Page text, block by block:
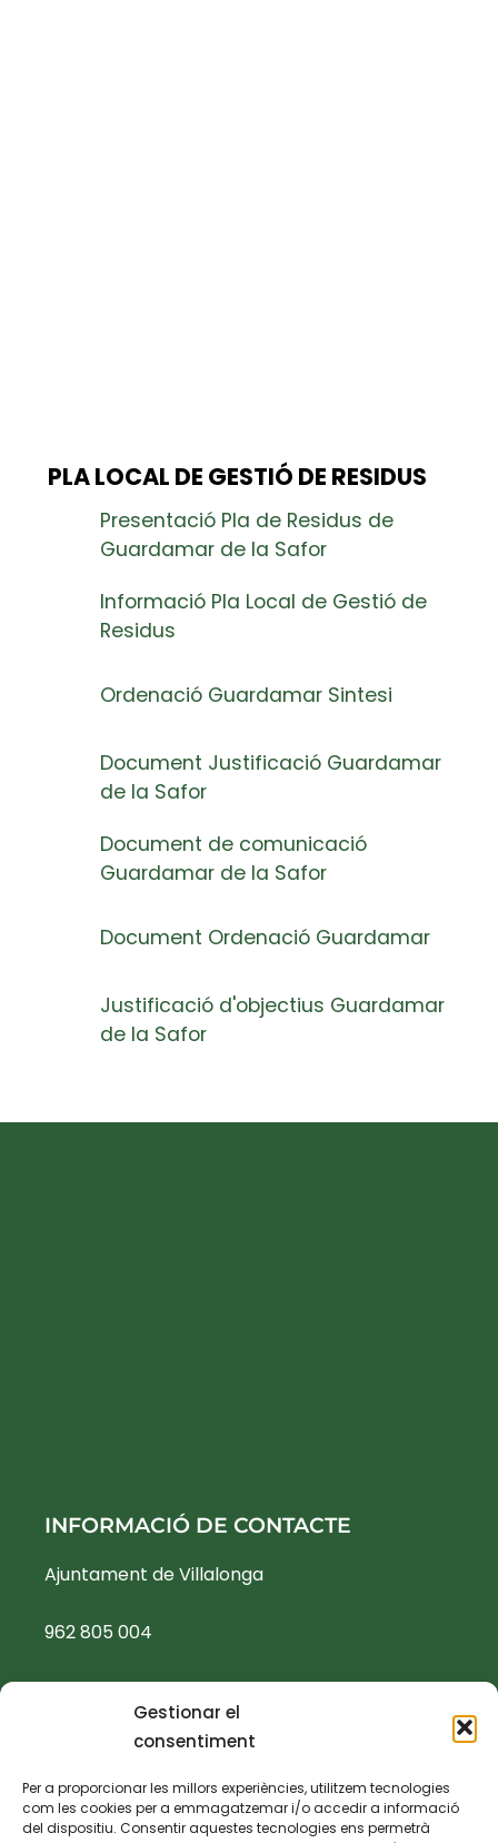
Gestionar el
consentiment
Per a proporcionar les millors experiències, utilitzem tecnologies
com les cookies per a emmagatzemar i/o accedir a informació
del dispositiu. Consentir aquestes tecnologies ens permetrà
PLA LOCAL DE GESTIÓ DE RESIDUS
Presentació Pla de Residus de
Guardamar de la Safor
Informació Pla Local de Gestió de
Residus
Ordenació Guardamar Sintesi
Document Justificació Guardamar
de la Safor
Document de comunicació
Guardamar de la Safor
Document Ordenació Guardamar
Justificació d'objectius Guardamar
de la Safor
INFORMACIÓ DE CONTACTE
Ajuntament de Villalonga
962 805 004
ajuntament@villalonga.es
TEXTOS LEGALS
Política de privacidad